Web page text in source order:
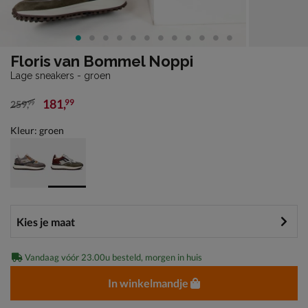
Floris van Bommel Noppi
Lage sneakers - groen
van € 259,99 voor € 181,99
259,99 181,99
Kleur: groen
Vandaag vóór 23.00u besteld, morgen in huis
In winkelmandje